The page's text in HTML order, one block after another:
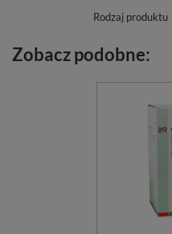
Rodzaj produktu
Zobacz podobne: